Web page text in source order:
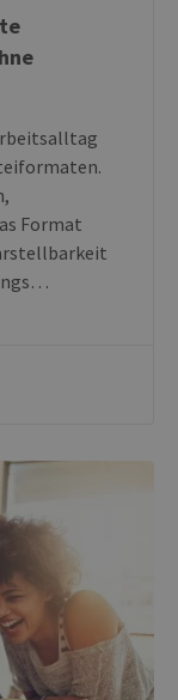
Format